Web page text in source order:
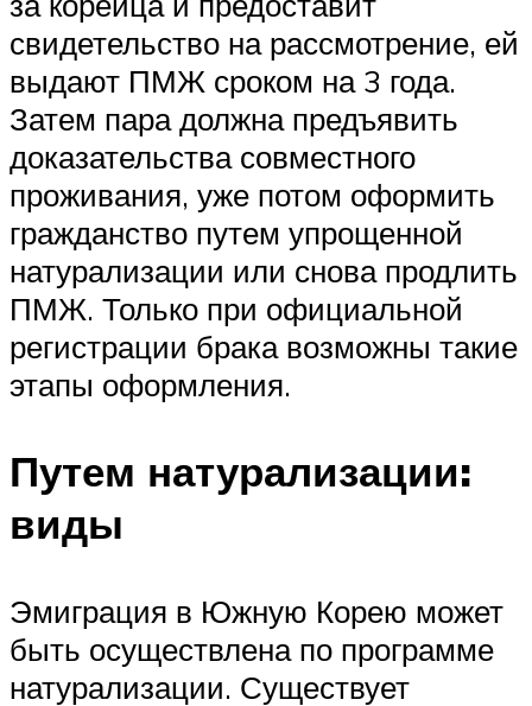
свидетельство на рассмотрение, ей
выдают ПМЖ сроком на 3 года.
Затем пара должна предъявить
доказательства совместного
проживания, уже потом оформить
гражданство путем упрощенной
натурализации или снова продлить
ПМЖ. Только при официальной
регистрации брака возможны такие
этапы оформления.
Путем натурализации:
виды
Эмиграция в Южную Корею может
быть осуществлена по программе
натурализации. Существует